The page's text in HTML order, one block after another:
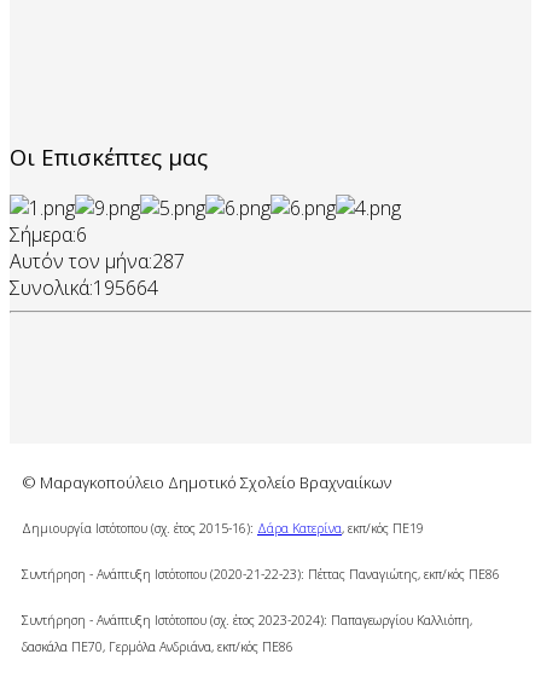
Οι Επισκέπτες μας
Σήμερα:6
Αυτόν τον μήνα:287
Συνολικά:195664
© Μαραγκοπούλειο Δημοτικό Σχολείο Βραχναιίκων
Δημιουργία Ιστότοπου (σχ. έτος 2015-16): Δάρα Κατερίνα, εκπ/κός ΠΕ19
Συντήρηση - Ανάπτυξη Ιστότοπου (2020-21-22-23): Πέττας Παναγιώτης, εκπ/κός ΠΕ86
Συντήρηση - Ανάπτυξη Ιστότοπου (σχ. έτος 2023-2024): Παπαγεωργίου Καλλιόπη,
δασκάλα ΠΕ70, Γερμόλα Ανδριάνα, εκπ/κός ΠΕ86